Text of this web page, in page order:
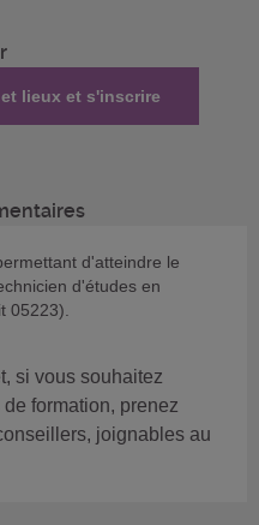
lieux et s'inscrire
d'atteindre le
d'études en
05223).
si vous souhaitez
formation, prenez
joignables au